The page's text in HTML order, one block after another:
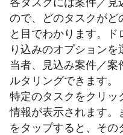
ので、どのタスクがど
と目でわかります。
り込みのオプション
当者、見込み案件／案
ルタリングできます。
特定のタスクをクリッ
情報が表示されます。
をタップすると、そ